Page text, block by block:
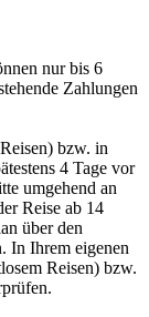
nur bis 6
Zahlungen
bzw. in
4 Tage vor
umgehend an
Reise ab 14
über den
In Ihrem eigenen
Reisen) bzw.